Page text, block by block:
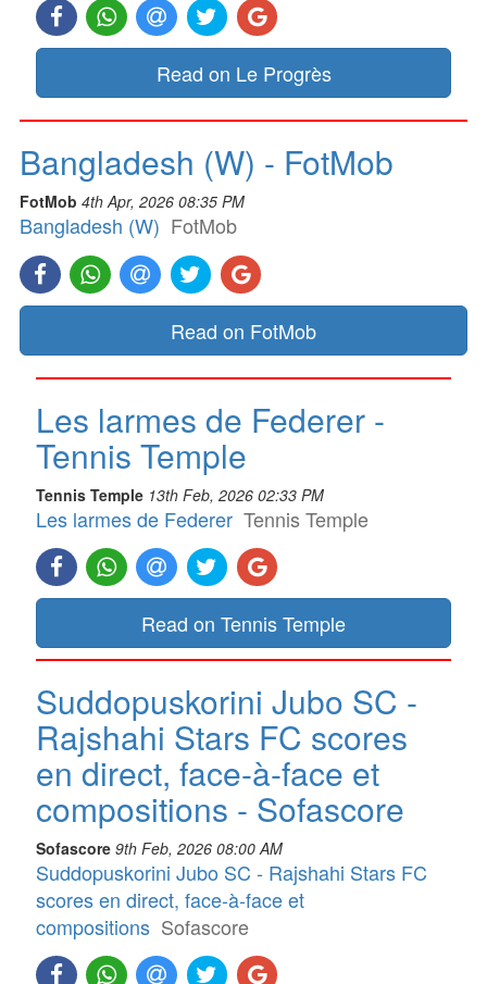
Read on Le Progrès
Bangladesh (W) - FotMob
FotMob 4th Apr, 2026 08:35 PM
Bangladesh (W) FotMob
Read on FotMob
Les larmes de Federer -
Tennis Temple
Tennis Temple 13th Feb, 2026 02:33 PM
Les larmes de Federer Tennis Temple
Read on Tennis Temple
Suddopuskorini Jubo SC -
Rajshahi Stars FC scores
en direct, face-à-face et
compositions - Sofascore
Sofascore 9th Feb, 2026 08:00 AM
Suddopuskorini Jubo SC - Rajshahi Stars FC
scores en direct, face-à-face et
compositions Sofascore